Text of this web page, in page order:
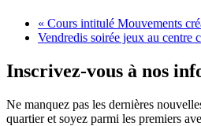
« Cours intitulé Mouvements
Vendredis soirée jeux au centre
Inscrivez-vous à nos
Ne manquez pas les dernières
quartier et soyez parmi les premiers